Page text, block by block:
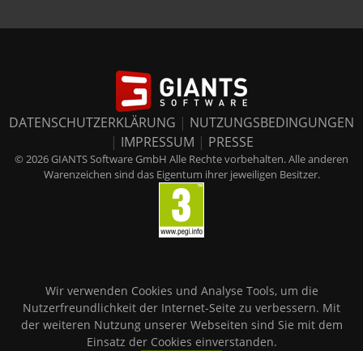
DATENSCHUTZERKLÄRUNG | NUTZUNGSBEDINGUNGEN
| IMPRESSUM | PRESSE
© 2026 GIANTS Software GmbH Alle Rechte vorbehalten. Alle anderen
Warenzeichen sind das Eigentum ihrer jeweiligen Besitzer.
Wir verwenden Cookies und Analyse Tools, um die
Nutzerfreundlichkeit der Internet-Seite zu verbessern. Mit
der weiteren Nutzung unserer Webseiten sind Sie mit dem
Einsatz der Cookies einverstanden.